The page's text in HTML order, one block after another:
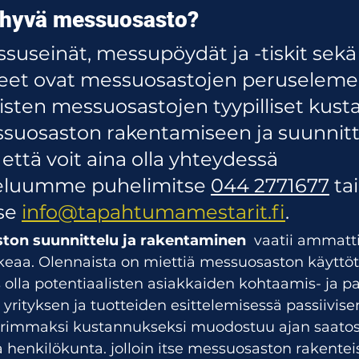
messuosasto?
messupöydät ja -tiskit
ovat messuosastojen
messuosastojen tyypilliset
rakentamiseen ja
voit aina olla yhteydessä
puhelimitse 044 2771677
info@tapahtumamestarit.fi.
suunnittelu ja rakentaminen vaatii
Olennaista on miettiä messuosaston
olla potentiaalisten asiakkaiden kohtaamis- ja
ja tuotteiden esittelemisessä
kustannukseksi muodostuu ajan
henkilökunta. jolloin itse messuosaston